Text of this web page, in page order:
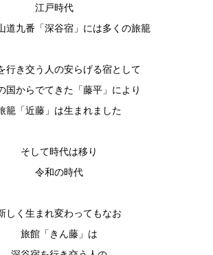
江戸時代
道九番「深谷宿」には多くの旅籠
行き交う人の安らげる宿として
国からでてきた「藤平」により
籠「近藤」は生まれました
そして時代は移り
令和の時代
しく生まれ変わってもなお
旅館「きん藤」は